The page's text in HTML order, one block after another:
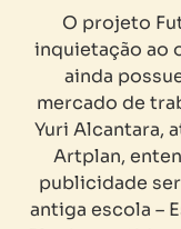
O projeto
inquietação ao
ainda
mercado de
Yuri Alcantara,
Artplan,
publicidade
antiga escola –